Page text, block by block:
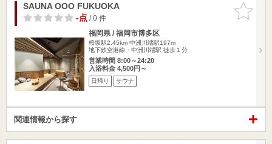
お気に入
りに追加
SAUNA OOO FUKUOKA
-点/ 0 件
福岡県 / 福岡市博多区
桜坂駅2.45km 中洲川端駅197m
地下鉄空港線・中洲川端駅 徒歩１分
営業時間 8:00～24:20
入浴料金 4,500円～
日帰り サウナ
関連情報から探す